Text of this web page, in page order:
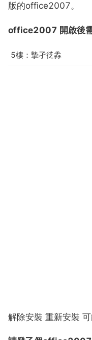
版的office2007。
office2007 開啟後
5樓：摯孑徔掱
解除安裝 重新安裝